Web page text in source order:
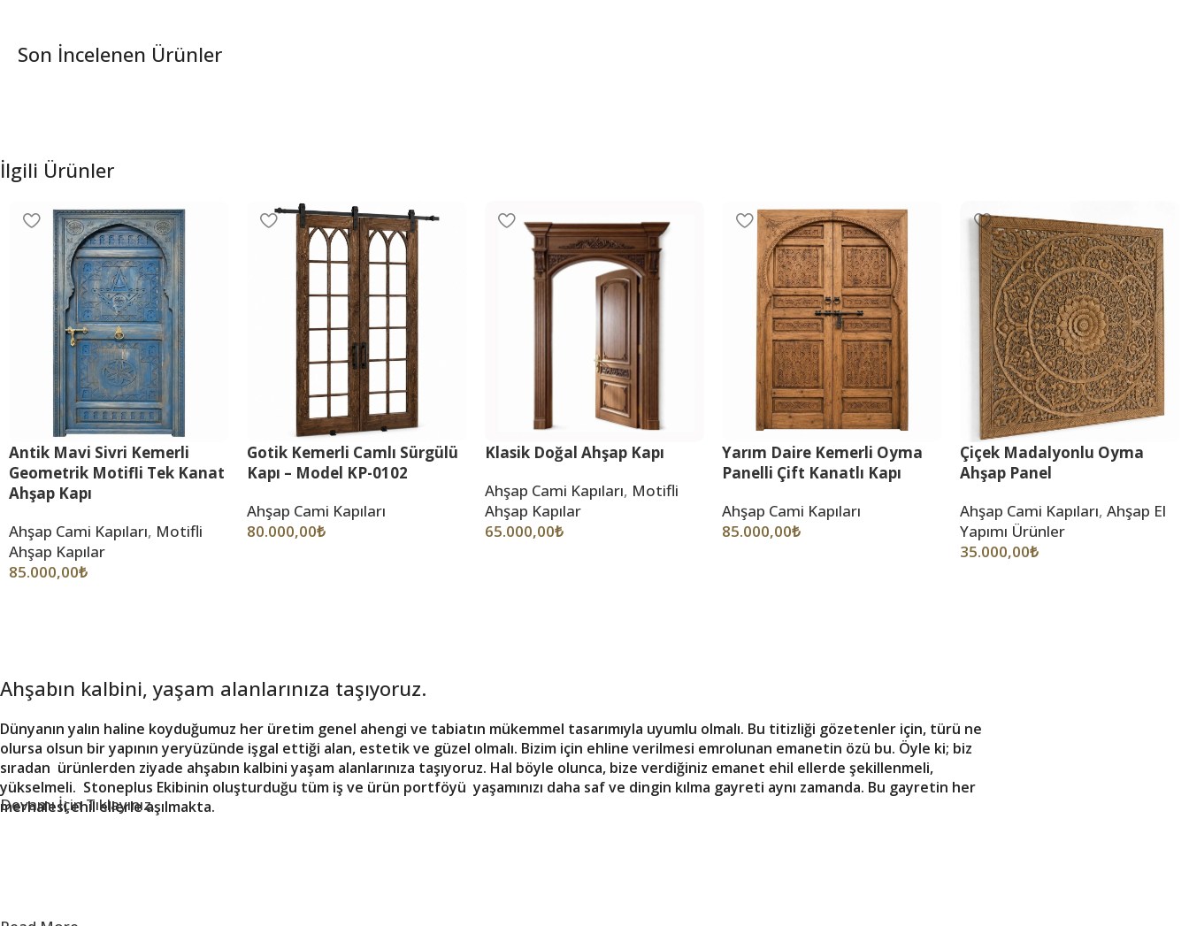
Son İncelenen Ürünler
İlgili Ürünler
Antik Mavi Sivri Kemerli
Geometrik Motifli Tek Kanat
Ahşap Kapı
Ahşap Cami Kapıları, Motifli
Ahşap Kapılar
85.000,00₺
Gotik Kemerli Camlı Sürgülü
Kapı – Model KP-0102
Ahşap Cami Kapıları
80.000,00₺
Klasik Doğal Ahşap Kapı
Ahşap Cami Kapıları, Motifli
Ahşap Kapılar
65.000,00₺
Yarım Daire Kemerli Oyma
Panelli Çift Kanatlı Kapı
Ahşap Cami Kapıları
85.000,00₺
Çiçek Madalyonlu Oyma
Ahşap Panel
Ahşap Cami Kapıları, Ahşap El
Yapımı Ürünler
35.000,00₺
Ahşabın kalbini, yaşam alanlarınıza taşıyoruz.
Dünyanın yalın haline koyduğumuz her üretim genel ahengi ve tabiatın mükemmel tasarımıyla uyumlu olmalı. Bu titizliği gözetenler için, türü ne
olursa olsun bir yapının yeryüzünde işgal ettiği alan, estetik ve güzel olmalı. Bizim için ehline verilmesi emrolunan emanetin özü bu. Öyle ki; biz
sıradan ürünlerden ziyade ahşabın kalbini yaşam alanlarınıza taşıyoruz. Hal böyle olunca, bize verdiğiniz emanet ehil ellerde şekillenmeli,
yükselmeli. Stoneplus Ekibinin oluşturduğu tüm iş ve ürün portföyü yaşamınızı daha saf ve dingin kılma gayreti aynı zamanda. Bu gayretin her
merhalesi ehil ellerle aşılmakta.
Devamı İçin Tıklayınız.